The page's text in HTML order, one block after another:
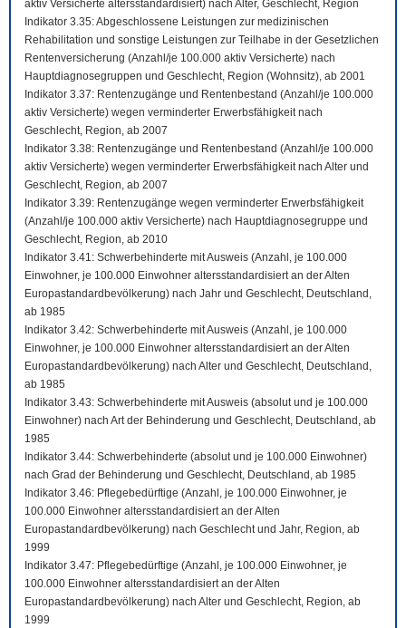
aktiv Versicherte altersstandardisiert) nach Alter, Geschlecht, Region
Indikator 3.35: Abgeschlossene Leistungen zur medizinischen
Rehabilitation und sonstige Leistungen zur Teilhabe in der Gesetzlichen
Rentenversicherung (Anzahl/je 100.000 aktiv Versicherte) nach
Hauptdiagnosegruppen und Geschlecht, Region (Wohnsitz), ab 2001
Indikator 3.37: Rentenzugänge und Rentenbestand (Anzahl/je 100.000
aktiv Versicherte) wegen verminderter Erwerbsfähigkeit nach
Geschlecht, Region, ab 2007
Indikator 3.38: Rentenzugänge und Rentenbestand (Anzahl/je 100.000
aktiv Versicherte) wegen verminderter Erwerbsfähigkeit nach Alter und
Geschlecht, Region, ab 2007
Indikator 3.39: Rentenzugänge wegen verminderter Erwerbsfähigkeit
(Anzahl/je 100.000 aktiv Versicherte) nach Hauptdiagnosegruppe und
Geschlecht, Region, ab 2010
Indikator 3.41: Schwerbehinderte mit Ausweis (Anzahl, je 100.000
Einwohner, je 100.000 Einwohner altersstandardisiert an der Alten
Europastandardbevölkerung) nach Jahr und Geschlecht, Deutschland,
ab 1985
Indikator 3.42: Schwerbehinderte mit Ausweis (Anzahl, je 100.000
Einwohner, je 100.000 Einwohner altersstandardisiert an der Alten
Europastandardbevölkerung) nach Alter und Geschlecht, Deutschland,
ab 1985
Indikator 3.43: Schwerbehinderte mit Ausweis (absolut und je 100.000
Einwohner) nach Art der Behinderung und Geschlecht, Deutschland, ab
1985
Indikator 3.44: Schwerbehinderte (absolut und je 100.000 Einwohner)
nach Grad der Behinderung und Geschlecht, Deutschland, ab 1985
Indikator 3.46: Pflegebedürftige (Anzahl, je 100.000 Einwohner, je
100.000 Einwohner altersstandardisiert an der Alten
Europastandardbevölkerung) nach Geschlecht und Jahr, Region, ab
1999
Indikator 3.47: Pflegebedürftige (Anzahl, je 100.000 Einwohner, je
100.000 Einwohner altersstandardisiert an der Alten
Europastandardbevölkerung) nach Alter und Geschlecht, Region, ab
1999